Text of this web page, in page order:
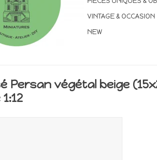
VINTAGE & OCCASION
NEW
Persan végétal beige